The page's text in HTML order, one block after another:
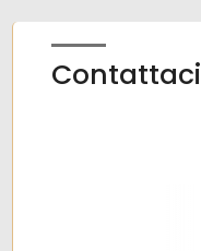
Contattaci